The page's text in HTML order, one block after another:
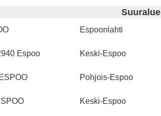
Suuralue
Espoonlahti
Espoo Keski-Espoo
Pohjois-Espoo
Keski-Espoo